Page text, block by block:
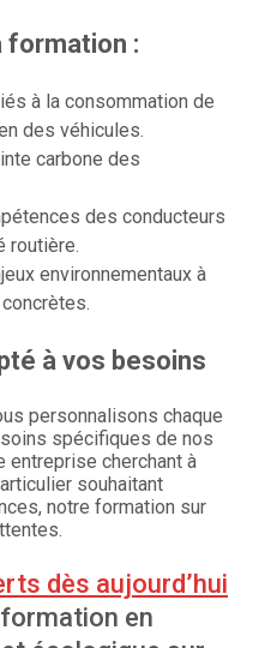
formation :
à la consommation de
des véhicules.
carbone des
des conducteurs
routière.
environnementaux à
à vos besoins
personnalisons chaque
spécifiques de nos
entreprise cherchant à
souhaitant
notre formation sur
dès aujourd’hui
en